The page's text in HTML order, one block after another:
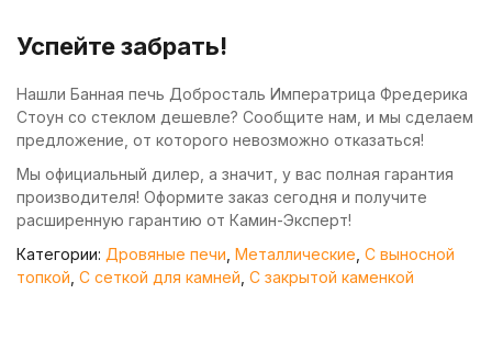
Успейте забрать!
Нашли Банная печь Добросталь Императрица Фредерика
Стоун со стеклом дешевле? Сообщите нам, и мы сделаем
предложение, от которого невозможно отказаться!
Мы официальный дилер, а значит, у вас полная гарантия
производителя! Оформите заказ сегодня и получите
расширенную гарантию от Камин-Эксперт!
Категории: Дровяные печи Металлические С выносной
топкой С сеткой для камней С закрытой каменкой